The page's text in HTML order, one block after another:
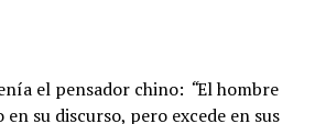
el pensador chino: “El hombre
su discurso, pero excede en sus